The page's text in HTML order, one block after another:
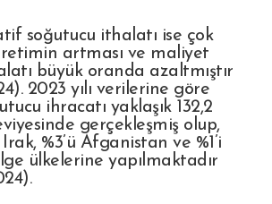
soğutucu ithalatı ise çok
üretimin artması ve maliyet
büyük oranda azaltmıştır
2023 yılı verilerine göre
ihracatı yaklaşık 132,2
gerçekleşmiş olup,
%3’ü Afganistan ve %1’i
ülkelerine yapılmaktadır